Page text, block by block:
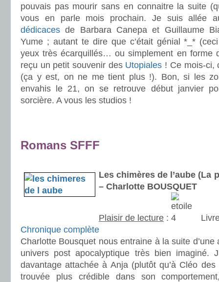
pouvais pas mourir sans en connaitre la suite
vous en parle mois prochain. Je suis allée
dédicaces de Barbara Canepa et Guillaume
Yume ; autant te dire que c’était génial *_*
yeux très écarquillés… ou simplement en forme
reçu un petit souvenir des Utopiales ! Ce mois-ci,
(ça y est, on ne me tient plus !). Bon, si les
envahis le 21, on se retrouve début janvier
sorcière. A vous les studios !
Romans SFFF
Les chimères de l’aube (La
– Charlotte BOUSQUET
Plaisir de lecture :
Chronique complète
Charlotte Bousquet nous entraine à la suite
univers post apocalyptique très bien imaginé.
davantage attachée à Anja (plutôt qu’à Cléo
trouvée plus crédible dans son